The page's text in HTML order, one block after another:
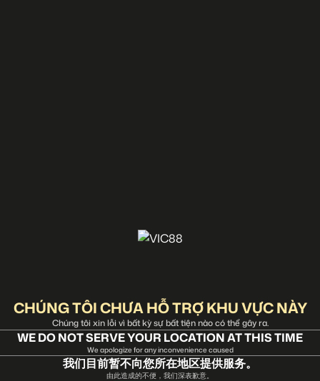
CHÚNG TÔI CHƯA HỖ TRỢ KHU VỰC NÀY
Chúng tôi xin lỗi vì bất kỳ sự bất tiện nào có thể gây ra.
WE DO NOT SERVE YOUR LOCATION AT THIS TIME
We apologize for any inconvenience caused
我们目前暂不向您所在地区提供服务。
由此造成的不便，我们深表歉意。